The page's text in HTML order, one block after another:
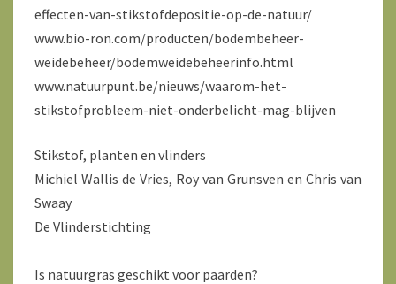
effecten-van-stikstofdepositie-op-de-natuur/
www.bio-ron.com/producten/bodembeheer-
weidebeheer/bodemweidebeheerinfo.html
www.natuurpunt.be/nieuws/waarom-het-
stikstofprobleem-niet-onderbelicht-mag-blijven
Stikstof, planten en vlinders
Michiel Wallis de Vries, Roy van Grunsven en Chris van
Swaay
De Vlinderstichting
Is natuurgras geschikt voor paarden?